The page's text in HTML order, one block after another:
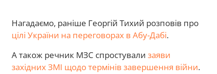
Нагадаємо, раніше Георгій Тихий розповів про
цілі України на переговорах в Абу-Дабі.
А також речник МЗС спростували заяви
західних ЗМІ щодо термінів завершення війни.